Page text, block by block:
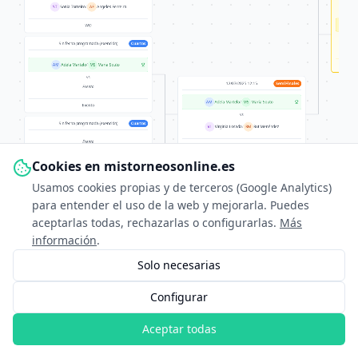
Cookies en mistorneosonline.es
Usamos cookies propias y de terceros (Google Analytics)
para entender el uso de la web y mejorarla. Puedes
aceptarlas todas, rechazarlas o configurarlas. Más
información.
Solo necesarias
Configurar
Aceptar todas
ST Sonia Torreiro/ AF Angeles Ferreira
WO
Sin fecha programada (exención) Cuartos
AM Adela Martelo/ MS Maria Souto
vs
Exento
Exento
Sin fecha programada (exención) Cuartos
Exento
VL Virginia Losada / RM Rut Menéndez
Exento
12/07/2025 12:15 SemiFinales
AM Adela Martelo/ MS Maria Souto
vs
VL Virginia Losada/ RM Rut Menéndez
6/3 6/4 -/-